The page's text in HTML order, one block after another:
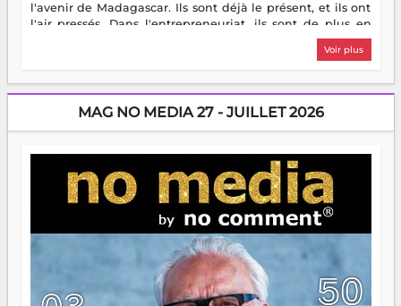
l'avenir de Madagascar. Ils sont déjà le présent, et ils ont
l'air pressés. Dans l'entrepreneuriat, ils sont de plus en
plus nombreux à se lancer, à créer, à risquer — souvent
sans filet, souvent sans aide, mais toujours avec cette
dorment vraiment la nuit. En culture, les nouvelles sont
encore meilleures. Aina Rasamoelina vient de décrocher le
Prix RFI Instrumental Afrique. Miangaly Elia rafle le Prix
jeunes qui tiennent la torche. Alors oui, on pourrait
s'arrêter là, applaudir et rentrer chez soi satisfait. Mais ce
serait passer à côté d'une chose essentielle. La fougue, ça
brûle fort — et parfois, ça brûle vite. Une flamme sans
direction peut éclairer autant qu'elle peut consumer. C'est
là que les aînés entrent en scène — pas pour reprendre le
gouvernail, mais pour montrer où sont les récifs. Les jeunes
ont la force, les vieux ont l'expérience, comme on dit. Ce
n'est pas un combat de générations — c'est une question
d'équipage. Partagez vos réussites, mais aussi vos échecs.
Voir plus
MAG NO MEDIA 27 - JUILLET 2026